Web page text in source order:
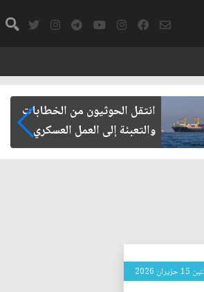
انتقل الحوثيون من الخطابات
والتعبئة إلى العمل العسكري
2026